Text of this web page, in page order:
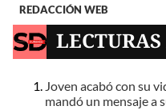
REDACCIÓN WEB
Joven acabó con su
mandó un mensaje a